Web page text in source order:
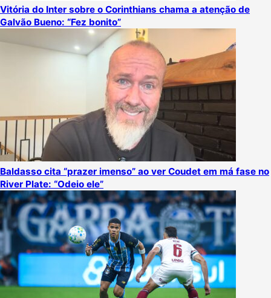
Vitória do Inter sobre o Corinthians chama a atenção de
Galvão Bueno: “Fez bonito”
Baldasso cita “prazer imenso” ao ver Coudet em má fase no
River Plate: “Odeio ele”